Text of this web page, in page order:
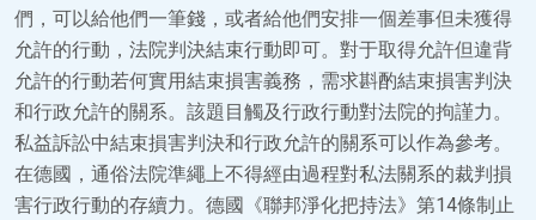
們，可以給他們一筆錢，或者給他們安排一個差事但未獲得
允許的行動，法院判決結束行動即可。對于取得允許但違背
允許的行動若何實用結束損害義務，需求斟酌結束損害判決
和行政允許的關系。該題目觸及行政行動對法院的拘謹力。
私益訴訟中結束損害判決和行政允許的關系可以作為參考。
在德國，通俗法院準繩上不得經由過程對私法關系的裁判損
害行政行動的存續力。德國《聯邦淨化把持法》第14條制止